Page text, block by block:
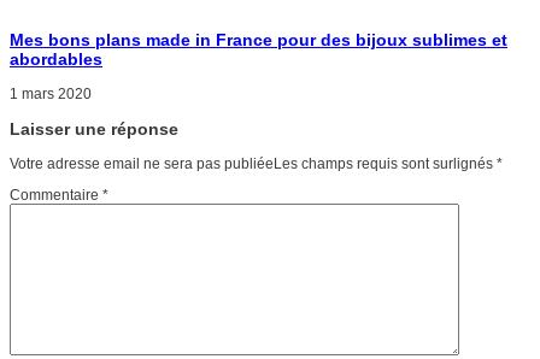
Mes bons plans made in France pour des bijoux sublimes et
abordables
1 mars 2020
Laisser une réponse
Votre adresse email ne sera pas publiéeLes champs requis sont surlignés *
Commentaire *